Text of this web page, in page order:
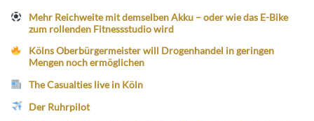
Mehr Reichweite mit demselben Akku – oder wie das E-Bike
zum rollenden Fitnessstudio wird
Kölns Oberbürgermeister will Drogenhandel in geringen
Mengen noch ermöglichen
The Casualties live in Köln
Der Ruhrpilot